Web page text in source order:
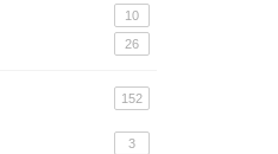
10
26
152
3